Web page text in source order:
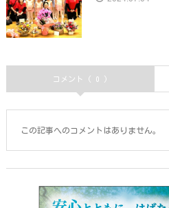
コメント ( 0 )
この記事へのコメントはありません。